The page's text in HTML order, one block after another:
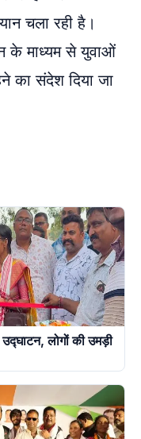
चला रही है।
के माध्यम से युवाओं
का संदेश दिया जा
लोगों की उमड़ी